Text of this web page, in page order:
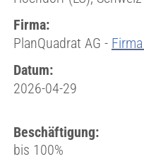
Firma:
PlanQuadrat AG -
Datum:
2026-04-29
Beschäftigung:
bis 100%